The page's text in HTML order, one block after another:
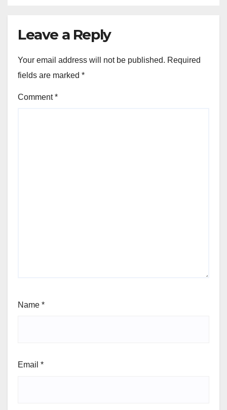
Leave a Reply
Your email address will not be published. Required
fields are marked *
Comment*
Name *
Email *